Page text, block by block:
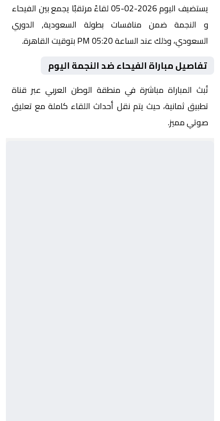
يستضيف اليوم 2026-02-05 لقاءً مرتقبًا يجمع بين الفيحاء
و النجمة ضمن منافسات بطولة السعودية, الدوري
السعودي، وذلك عند الساعة 05:20 PM بتوقيت القاهرة.
تفاصيل مباراة الفيحاء ضد النجمة اليوم
تُبث المباراة مباشرة في منطقة الوطن العربي عبر قناة
تطبيق ثمانية، حيث يتم نقل أحداث اللقاء كاملة مع تعليق
صوتي مميز.